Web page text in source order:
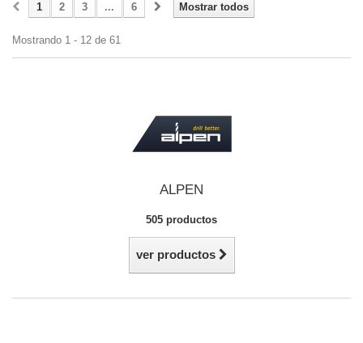
Mostrar todos
1 2 3 ... 6
Mostrando 1 - 12 de 61
ALPEN
505 productos
ver productos